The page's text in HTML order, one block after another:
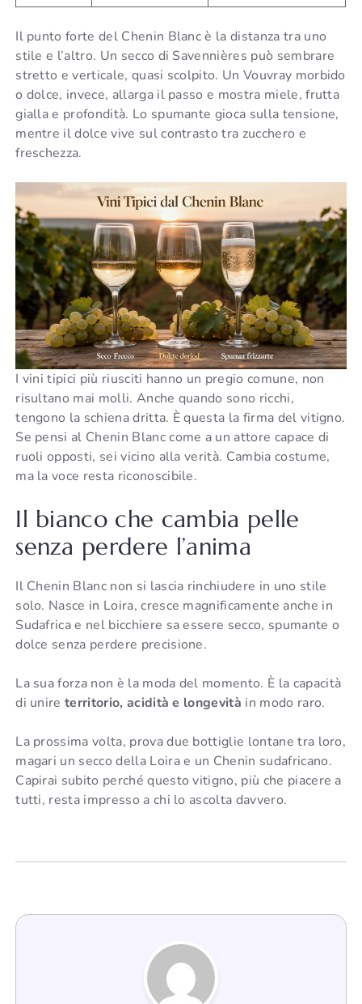
Il punto forte del Chenin Blanc è la distanza tra uno
stile e l’altro. Un secco di Savennières può sembrare
stretto e verticale, quasi scolpito. Un Vouvray morbido
o dolce, invece, allarga il passo e mostra miele, frutta
gialla e profondità. Lo spumante gioca sulla tensione,
mentre il dolce vive sul contrasto tra zucchero e
freschezza.
I vini tipici più riusciti hanno un pregio comune, non
risultano mai molli. Anche quando sono ricchi,
tengono la schiena dritta. È questa la firma del vitigno.
Se pensi al Chenin Blanc come a un attore capace di
ruoli opposti, sei vicino alla verità. Cambia costume,
ma la voce resta riconoscibile.
Il bianco che cambia pelle
senza perdere l’anima
Il Chenin Blanc non si lascia rinchiudere in uno stile
solo. Nasce in Loira, cresce magnificamente anche in
Sudafrica e nel bicchiere sa essere secco, spumante o
dolce senza perdere precisione.
La sua forza non è la moda del momento. È la capacità
di unireterritorio, acidità e longevità in modo raro.
La prossima volta, prova due bottiglie lontane tra loro,
magari un secco della Loira e un Chenin sudafricano.
Capirai subito perché questo vitigno, più che piacere a
tutti, resta impresso a chi lo ascolta davvero.